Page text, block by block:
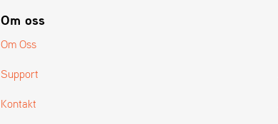
Om oss
Om Oss
Support
Kontakt